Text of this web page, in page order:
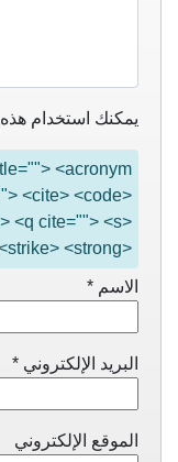
يمكنك استخدام هذه
<acronym
<cite> <code>
<q cite=""> <s>
<strong>
الاسم *
البريد الإلكتروني *
الموقع الإلكتروني